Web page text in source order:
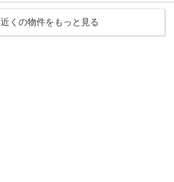
近くの物件をもっと見る